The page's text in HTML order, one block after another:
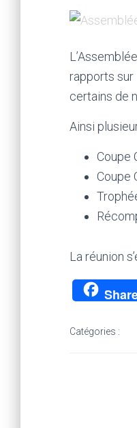
rapports sur
certains de
Ainsi
Coupe
Coupe
La réunion
Catégories :